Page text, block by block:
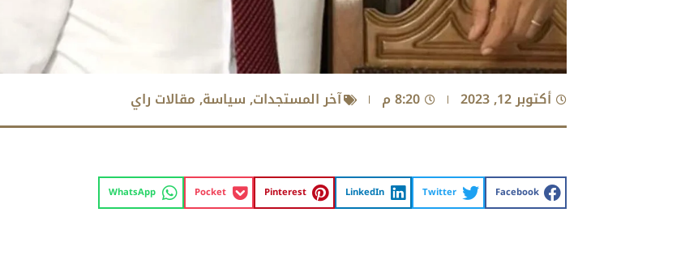
أكتوبر 12, 2023 8:20 م آخر المستجدات,سياسة,مقالات راي
Facebook
Twitter
LinkedIn
Pinterest
Pocket
WhatsApp